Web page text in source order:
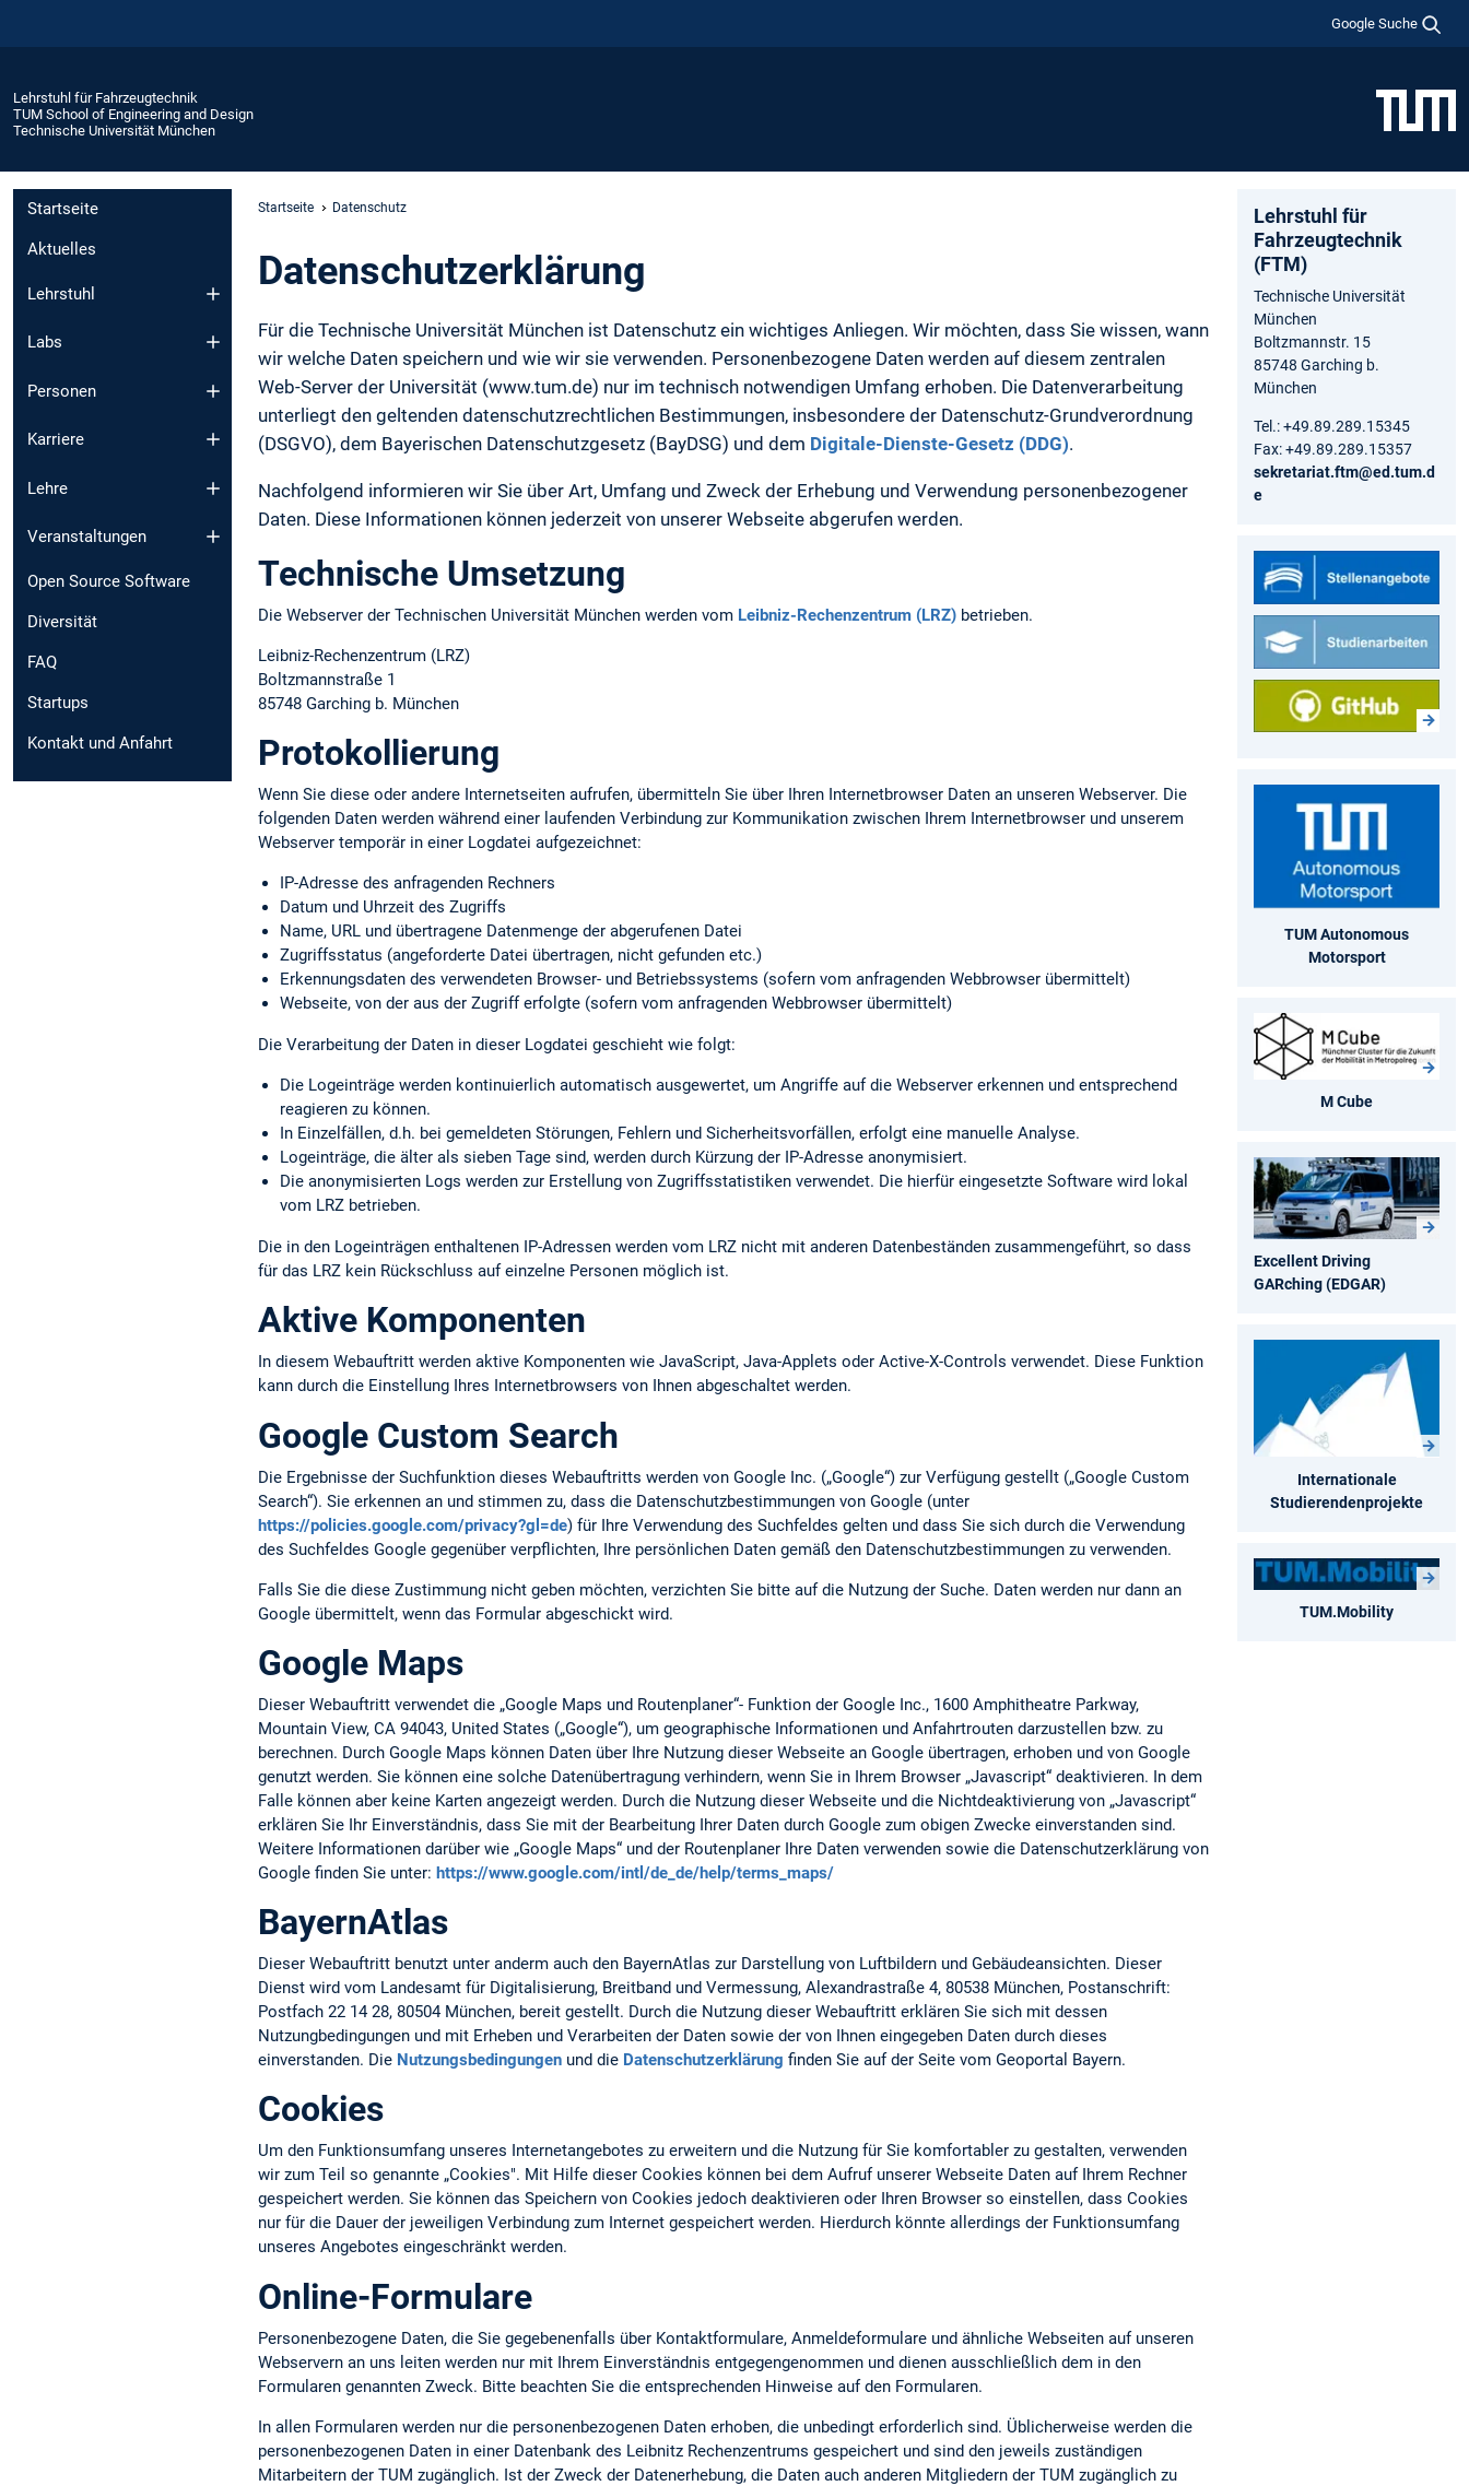
Google Suche
Lehrstuhl für Fahrzeugtechnik
TUM School of Engineering and Design
Technische Universität München
Startseite
Aktuelles
Lehrstuhl
Labs
Personen
Karriere
Lehre
Veranstaltungen
Open Source Software
Diversität
FAQ
Startups
Kontakt und Anfahrt
Startseite Datenschutz
Daten­schutz­erklärung
Für die Technische Universität München ist Datenschutz ein wichtiges Anliegen. Wir möchten, dass Sie wissen, wann
wir welche Daten speichern und wie wir sie verwenden. Personenbezogene Daten werden auf diesem zentralen
Web-Server der Universität (www.tum.de) nur im technisch notwendigen Umfang erhoben. Die Datenverarbeitung
unterliegt den geltenden datenschutzrechtlichen Bestimmungen, insbesondere der Datenschutz-Grundverordnung
(DSGVO), dem Bayerischen Datenschutzgesetz (BayDSG) und dem Digitale-Dienste-Gesetz (DDG).
Nachfolgend informieren wir Sie über Art, Umfang und Zweck der Erhebung und Verwendung personenbezogener
Daten. Diese Informationen können jederzeit von unserer Webseite abgerufen werden.
Technische Umsetzung
Die Webserver der Technischen Universität München werden vom Leibniz-Rechenzentrum (LRZ) betrieben.
Leibniz-Rechenzentrum (LRZ)
Boltzmannstraße 1
85748 Garching b. München
Protokollierung
Wenn Sie diese oder andere Internetseiten aufrufen, übermitteln Sie über Ihren Internetbrowser Daten an unseren Webserver. Die
folgenden Daten werden während einer laufenden Verbindung zur Kommunikation zwischen Ihrem Internetbrowser und unserem
Webserver temporär in einer Logdatei aufgezeichnet:
IP-Adresse des anfragenden Rechners
Datum und Uhrzeit des Zugriffs
Name, URL und übertragene Datenmenge der abgerufenen Datei
Zugriffsstatus (angeforderte Datei übertragen, nicht gefunden etc.)
Erkennungs­daten des verwendeten Browser- und Betriebssystems (sofern vom anfragenden Webbrowser übermittelt)
Webseite, von der aus der Zugriff erfolgte (sofern vom anfragenden Webbrowser übermittelt)
Die Verarbeitung der Daten in dieser Logdatei geschieht wie folgt:
Die Logeinträge werden kontinuierlich automatisch ausgewertet, um Angriffe auf die Webserver erkennen und entsprechend
reagieren zu können.
In Einzelfällen, d.h. bei gemeldeten Störungen, Fehlern und Sicherheits­vorfällen, erfolgt eine manuelle Analyse.
Logeinträge, die älter als sieben Tage sind, werden durch Kürzung der IP-Adresse anonymisiert.
Die anonymisierten Logs werden zur Erstellung von Zugriffs­statistiken verwendet. Die hierfür eingesetzte Software wird lokal
vom LRZ betrieben.
Die in den Logeinträgen enthaltenen IP-Adressen werden vom LRZ nicht mit anderen Datenbeständen zusammengeführt, so dass
für das LRZ kein Rückschluss auf einzelne Personen möglich ist.
Aktive Komponenten
In diesem Webauftritt werden aktive Komponenten wie JavaScript, Java-Applets oder Active-X-Controls verwendet. Diese Funktion
kann durch die Einstellung Ihres Internetbrowsers von Ihnen abgeschaltet werden.
Google Custom Search
Die Ergebnisse der Suchfunktion dieses Webauftritts werden von Google Inc. („Google“) zur Verfügung gestellt („Google Custom
Search“). Sie erkennen an und stimmen zu, dass die Datenschutzbestimmungen von Google (unter
https://policies.google.com/privacy?gl=de) für Ihre Verwendung des Suchfeldes gelten und dass Sie sich durch die Verwendung
des Suchfeldes Google gegenüber verpflichten, Ihre persönlichen Daten gemäß den Datenschutzbestimmungen zu verwenden.
Falls Sie die diese Zustimmung nicht geben möchten, verzichten Sie bitte auf die Nutzung der Suche. Daten werden nur dann an
Google übermittelt, wenn das Formular abgeschickt wird.
Google Maps
Dieser Webauftritt verwendet die „Google Maps und Routenplaner“- Funktion der Google Inc., 1600 Amphitheatre Parkway,
Mountain View, CA 94043, United States („Google“), um geographische Informationen und Anfahrtrouten darzustellen bzw. zu
berechnen. Durch Google Maps können Daten über Ihre Nutzung dieser Webseite an Google übertragen, erhoben und von Google
genutzt werden. Sie können eine solche Datenübertragung verhindern, wenn Sie in Ihrem Browser „Javascript“ deaktivieren. In dem
Falle können aber keine Karten angezeigt werden. Durch die Nutzung dieser Webseite und die Nichtdeaktivierung von „Javascript“
erklären Sie Ihr Einverständnis, dass Sie mit der Bearbeitung Ihrer Daten durch Google zum obigen Zwecke einverstanden sind.
Weitere Informationen darüber wie „Google Maps“ und der Routenplaner Ihre Daten verwenden sowie die Datenschutzerklärung von
Google finden Sie unter: https://www.google.com/intl/de_de/help/terms_maps/
BayernAtlas
Dieser Webauftritt benutzt unter anderm auch den BayernAtlas zur Darstellung von Luftbildern und Gebäudeansichten. Dieser
Dienst wird vom Landesamt für Digitalisierung, Breitband und Vermessung, Alexandrastraße 4, 80538 München, Postanschrift:
Postfach 22 14 28, 80504 München, bereit gestellt. Durch die Nutzung dieser Webauftritt erklären Sie sich mit dessen
Nutzungbedingungen und mit Erheben und Verarbeiten der Daten sowie der von Ihnen eingegeben Daten durch dieses
einverstanden. Die Nutzungsbedingungen und die Datenschutzerklärung finden Sie auf der Seite vom Geoportal Bayern.
Cookies
Um den Funktionsumfang unseres Internetangebotes zu erweitern und die Nutzung für Sie komfortabler zu gestalten, verwenden
wir zum Teil so genannte „Cookies". Mit Hilfe dieser Cookies können bei dem Aufruf unserer Webseite Daten auf Ihrem Rechner
gespeichert werden. Sie können das Speichern von Cookies jedoch deaktivieren oder Ihren Browser so einstellen, dass Cookies
nur für die Dauer der jeweiligen Verbindung zum Internet gespeichert werden. Hierdurch könnte allerdings der Funktionsumfang
unseres Angebotes eingeschränkt werden.
Online-Formulare
Personenbezogene Daten, die Sie gegebenenfalls über Kontaktformulare, Anmeldeformulare und ähnliche Webseiten auf unseren
Webservern an uns leiten werden nur mit Ihrem Einverständnis entgegengenommen und dienen ausschließlich dem in den
Formularen genannten Zweck. Bitte beachten Sie die entsprechenden Hinweise auf den Formularen.
In allen Formularen werden nur die personenbezogenen Daten erhoben, die unbedingt erforderlich sind. Üblicherweise werden die
personenbezogenen Daten in einer Datenbank des Leibnitz Rechenzentrums gespeichert und sind den jeweils zuständigen
Mitarbeitern der TUM zugänglich. Ist der Zweck der Datenerhebung, die Daten auch anderen Mitgliedern der TUM zugänglich zu
Lehrstuhl für
Fahrzeugtechnik
(FTM)
Technische Universität
München
Boltzmannstr. 15
85748 Garching b.
München
Tel.: +49.89.289.15345
Fax: +49.89.289.15357
sekretariat.ftm@ed.tum.d
e
TUM Autonomous
Motorsport
M Cube
Excellent Driving
GARching (EDGAR)
Internationale
Studierendenprojekte
TUM.Mobility